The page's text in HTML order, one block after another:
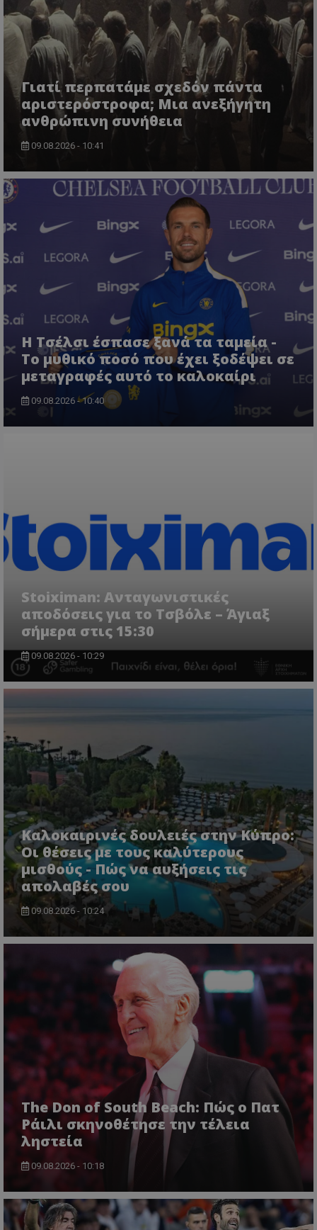
Γιατί περπατάμε σχεδόν πάντα
αριστερόστροφα; Μια ανεξήγητη
ανθρώπινη συνήθεια
09.08.2026 - 10:41
Η Τσέλσι έσπασε ξανά τα ταμεία -
Το μυθικό ποσό που έχει ξοδέψει σε
μεταγραφές αυτό το καλοκαίρι
09.08.2026 - 10:40
Stoiximan: Ανταγωνιστικές
αποδόσεις για το Τσβόλε – Άγιαξ
σήμερα στις 15:30
09.08.2026 - 10:29
Καλοκαιρινές δουλειές στην Κύπρο:
Οι θέσεις με τους καλύτερους
μισθούς - Πώς να αυξήσεις τις
απολαβές σου
09.08.2026 - 10:24
The Don of South Beach: Πώς ο Πατ
Ράιλι σκηνοθέτησε την τέλεια
ληστεία
09.08.2026 - 10:18